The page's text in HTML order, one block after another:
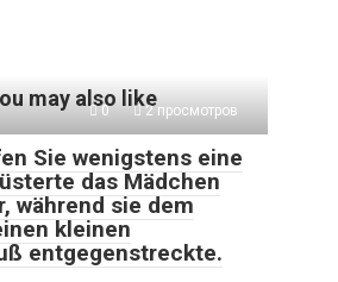
may also like
0 2 просмотров
Sie wenigstens eine
das Mädchen
während sie dem
kleinen
entgegenstreckte.